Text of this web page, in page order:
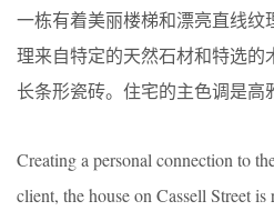
一栋有着美丽楼梯和漂亮直线纹
理来自特定的天然石材和特选的
长条形瓷砖。住宅的主色调是高
Creating a personal connection to
client, the house on Cassell Street is